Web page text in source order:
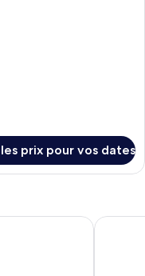
prix pour vos dates
Secrets